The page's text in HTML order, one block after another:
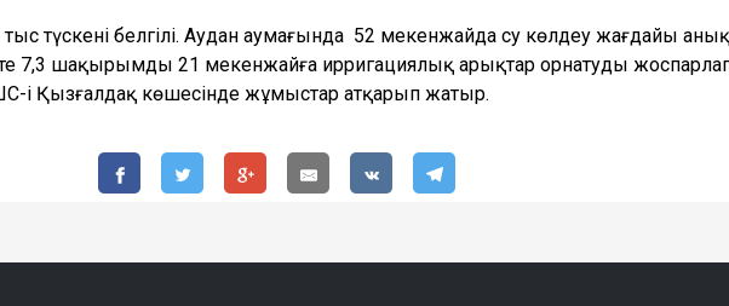
белгілі. Аудан аумағында 52 мекенжайда су көлдеу жағдайы
7,3 шақырымды 21 мекенжайға ирригациялық арықтар орнатуды
і Қызғалдақ көшесінде жұмыстар атқарып жатыр.